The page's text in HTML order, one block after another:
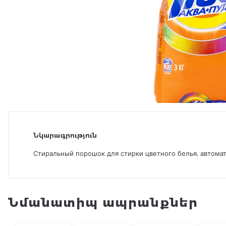
Նկարագրություն
Стиральный порошок для стирки цветного белья,
Նմանատիպ ապրանքներ